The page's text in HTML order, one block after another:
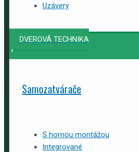
Uzávery
DVEROVÁ TECHNIKA
Samozatvárače
S hornou montážou
Integrované